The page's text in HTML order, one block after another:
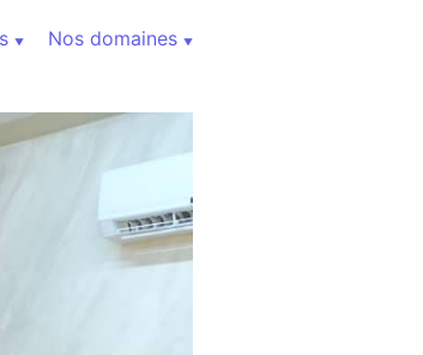
Nos domaines